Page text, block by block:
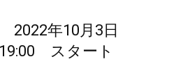
年10月3日
スタート